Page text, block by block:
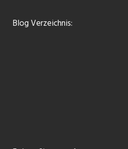
Blog Verzeichnis: